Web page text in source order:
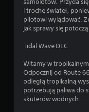
samolotów. Przyda
i trochę świateł,
pilotowi wylądować.
jak sprawy się
Tidal Wave DLC
Witamy w
Odpocznij od Route
odległą tropikalną
potrzebują paliwa do
skuterów wodnych…